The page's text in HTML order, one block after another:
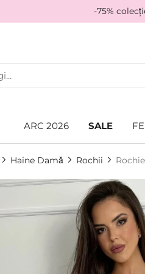
-75%
ARC 2026 SALE
Haine Damă Rochii